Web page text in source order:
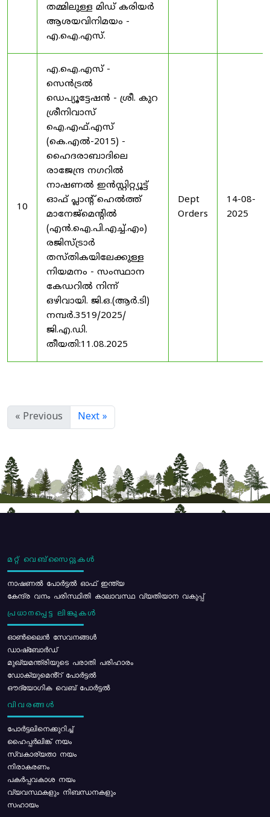
തമ്മിലുള്ള മിഡ് കരിയർ
ആശയവിനിമയം -
എ.ഐ.എസ്.
10
എ.ഐ.എസ് -
സെൻട്രൽ
ഡെപ്യൂട്ടേഷൻ - ശ്രീ. കുറ
ശ്രീനിവാസ്
ഐ.എഫ്.എസ്
(കെ.എൽ-2015) -
ഹൈദരാബാദിലെ
രാജേന്ദ്ര നഗറിൽ
നാഷണൽ ഇൻസ്റ്റിറ്റ്യൂട്ട്
ഓഫ് പ്ലാന്റ് ഹെൽത്ത്
മാനേജ്‌മെന്റിൽ
(എൻ.ഐ.പി.എച്ച്.എം)
രജിസ്ട്രാർ
തസ്തികയിലേക്കുള്ള
നിയമനം - സംസ്ഥാന
കേഡറിൽ നിന്ന്
ഒഴിവായി. ജി.ഒ.(ആർ.ടി)
നമ്പർ.3519/2025/
ജി.എ.ഡി.
തീയതി:11.08.2025
Dept
Orders
14-08-
2025
« Previous Next »
മറ്റ് വെബ്സൈറ്റുകൾ
നാഷണൽ പോർട്ടൽ ഓഫ് ഇന്ത്യ
കേന്ദ്ര വനം പരിസ്ഥിതി കാലാവസ്ഥ വ്യതിയാന വകുപ്പ്
പ്രധാനപ്പെട്ട ലിങ്കുകൾ
ഓൺലൈൻ സേവനങ്ങൾ
ഡാഷ്ബോർഡ്
മുഖ്യമന്ത്രിയുടെ പരാതി പരിഹാരം
ഡോക്യുമെൻ്റ് പോർട്ടൽ
ഔദ്യോഗിക വെബ് പോർട്ടൽ
വിവരങ്ങൾ
പോര്‍ട്ടലിനെക്കുറിച്ച്
ഹൈപ്പർലിങ്ക് നയം
സ്വകാര്യതാ നയം
നിരാകരണം
പകർപ്പവകാശ നയം
വ്യവസ്ഥകളും നിബന്ധനകളും
സഹായം